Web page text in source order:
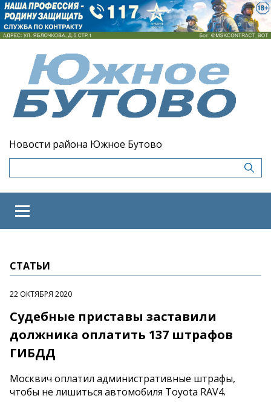
Новости района Южное Бутово
СТАТЬИ
22 ОКТЯБРЯ 2020
Судебные приставы заставили
должника оплатить 137 штрафов
ГИБДД
Москвич оплатил административные штрафы,
чтобы не лишиться автомобиля Toyota RAV4.